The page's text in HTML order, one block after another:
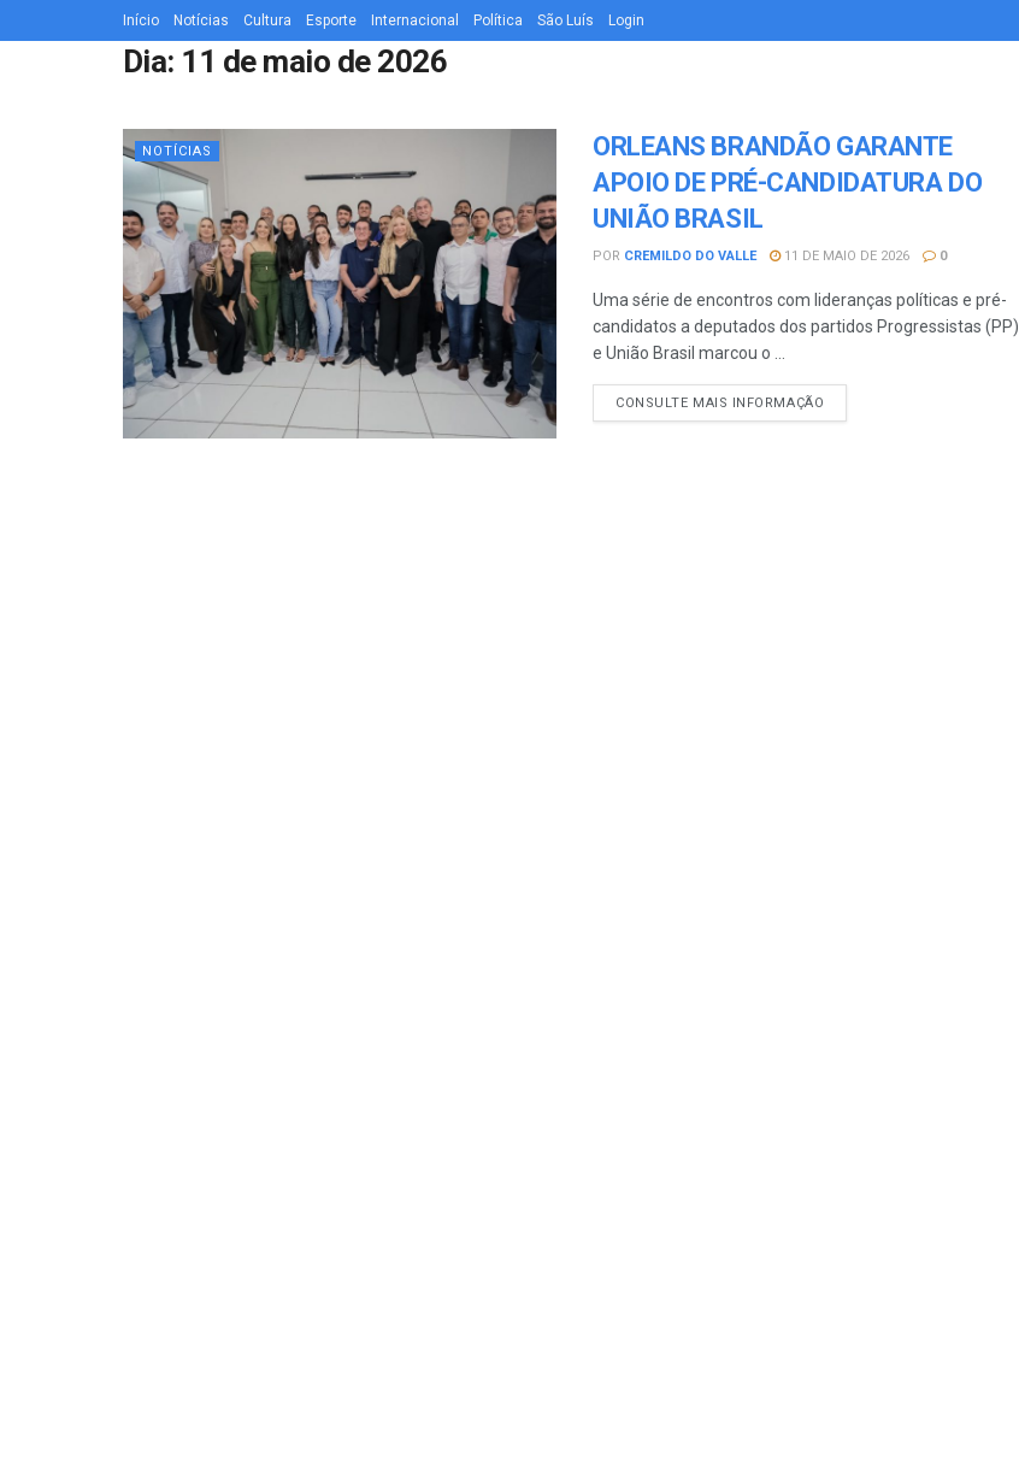
Início Notícias Cultura Esporte Internacional Política São Luís Login
Dia: 11 de maio de 2026
NOTÍCIAS
ORLEANS BRANDÃO GARANTE
APOIO DE PRÉ-CANDIDATURA DO
UNIÃO BRASIL
POR CREMILDO DO VALLE 11 DE MAIO DE 2026 0
Uma série de encontros com lideranças políticas e pré-
candidatos a deputados dos partidos Progressistas (PP)
e União Brasil marcou o ...
CONSULTE MAIS INFORMAÇÃO